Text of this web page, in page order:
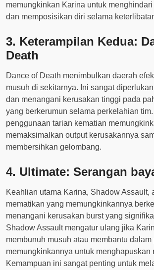
memungkinkan Karina untuk
dan memposisikan diri selama
3. Keterampilan Kedua:
Death
Dance of Death menimbulkan daerah
musuh di sekitarnya. Ini sangat
dan menangani kerusakan tinggi pada
yang berkerumun selama perkelahian
penggunaan tarian kematian
memaksimalkan output kerusakannya
membersihkan gelombang.
4. Ultimate: Serangan
Keahlian utama Karina, Shadow Assault,
mematikan yang memungkinkannya
menangani kerusakan burst yang
Shadow Assault mengatur ulang jika
membunuh musuh atau membantu dalam
memungkinkannya untuk menghapuskan
Kemampuan ini sangat penting untuk